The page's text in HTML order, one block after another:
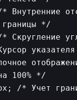
Внутренние
*/
Скругление
указателя
100% */
/* Учет